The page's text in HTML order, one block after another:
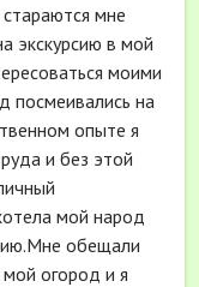
мне
экскурсию в мой
моими
посмеивались на
опыте я
и без этой
мой народ
обещали
огород и я